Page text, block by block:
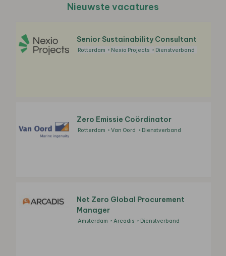
Nieuwste vacatures
Senior Sustainability Consultant
Rotterdam Nexio Projects Dienstverband
Zero Emissie Coördinator
Rotterdam Van Oord Dienstverband
Net Zero Global Procurement
Manager
Amsterdam Arcadis Dienstverband